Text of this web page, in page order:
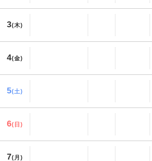
3(木)
4(金)
5(土)
6(日)
7(月)